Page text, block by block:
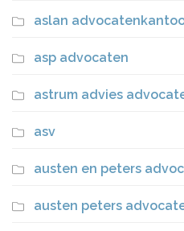
aslan
asp advocaten
astrum advies
asv
austen en peters
austen peters